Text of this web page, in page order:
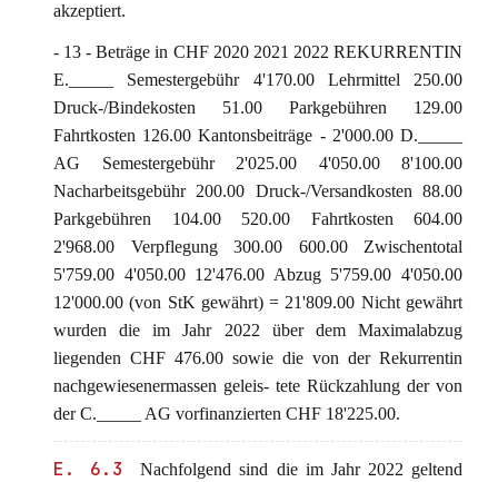
akzeptiert.
- 13 - Beträge in CHF 2020 2021 2022 REKURRENTIN
E._____ Semestergebühr 4'170.00 Lehrmittel 250.00
Druck-/Bindekosten 51.00 Parkgebühren 129.00
Fahrtkosten 126.00 Kantonsbeiträge - 2'000.00 D._____
AG Semestergebühr 2'025.00 4'050.00 8'100.00
Nacharbeitsgebühr 200.00 Druck-/Versandkosten 88.00
Parkgebühren 104.00 520.00 Fahrtkosten 604.00
2'968.00 Verpflegung 300.00 600.00 Zwischentotal
5'759.00 4'050.00 12'476.00 Abzug 5'759.00 4'050.00
12'000.00 (von StK gewährt) = 21'809.00 Nicht gewährt
wurden die im Jahr 2022 über dem Maximalabzug
liegenden CHF 476.00 sowie die von der Rekurrentin
nachgewiesenermassen geleis- tete Rückzahlung der von
der C._____ AG vorfinanzierten CHF 18'225.00.
E. 6.3
Nachfolgend sind die im Jahr 2022 geltend